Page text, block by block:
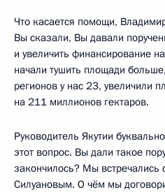
Что касается помощи,
Вы сказали, Вы давали
и увеличить финансирование
начали тушить площади
регионов у нас 23, увеличили
на 211 миллионов гектаров.
Руководитель Якутии
этот вопрос. Вы дали такое
закончилось? Мы встречались
Силуановым. О чём мы